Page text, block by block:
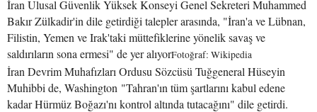
İran Ulusal Güvenlik Yüksek Konseyi Genel Sekreteri Muhammed
Bakır Zülkadir'in dile getirdiği talepler arasında, "İran'a ve Lübnan,
Filistin, Yemen ve Irak'taki müttefiklerine yönelik savaş ve
saldırıların sona ermesi" de yer alıyorFotoğraf: Wikipedia
İran Devrim Muhafızları Ordusu Sözcüsü Tuğgeneral Hüseyin
Muhibbi de, Washington "Tahran'ın tüm şartlarını kabul edene
kadar Hürmüz Boğazı'nı kontrol altında tutacağını" dile getirdi.